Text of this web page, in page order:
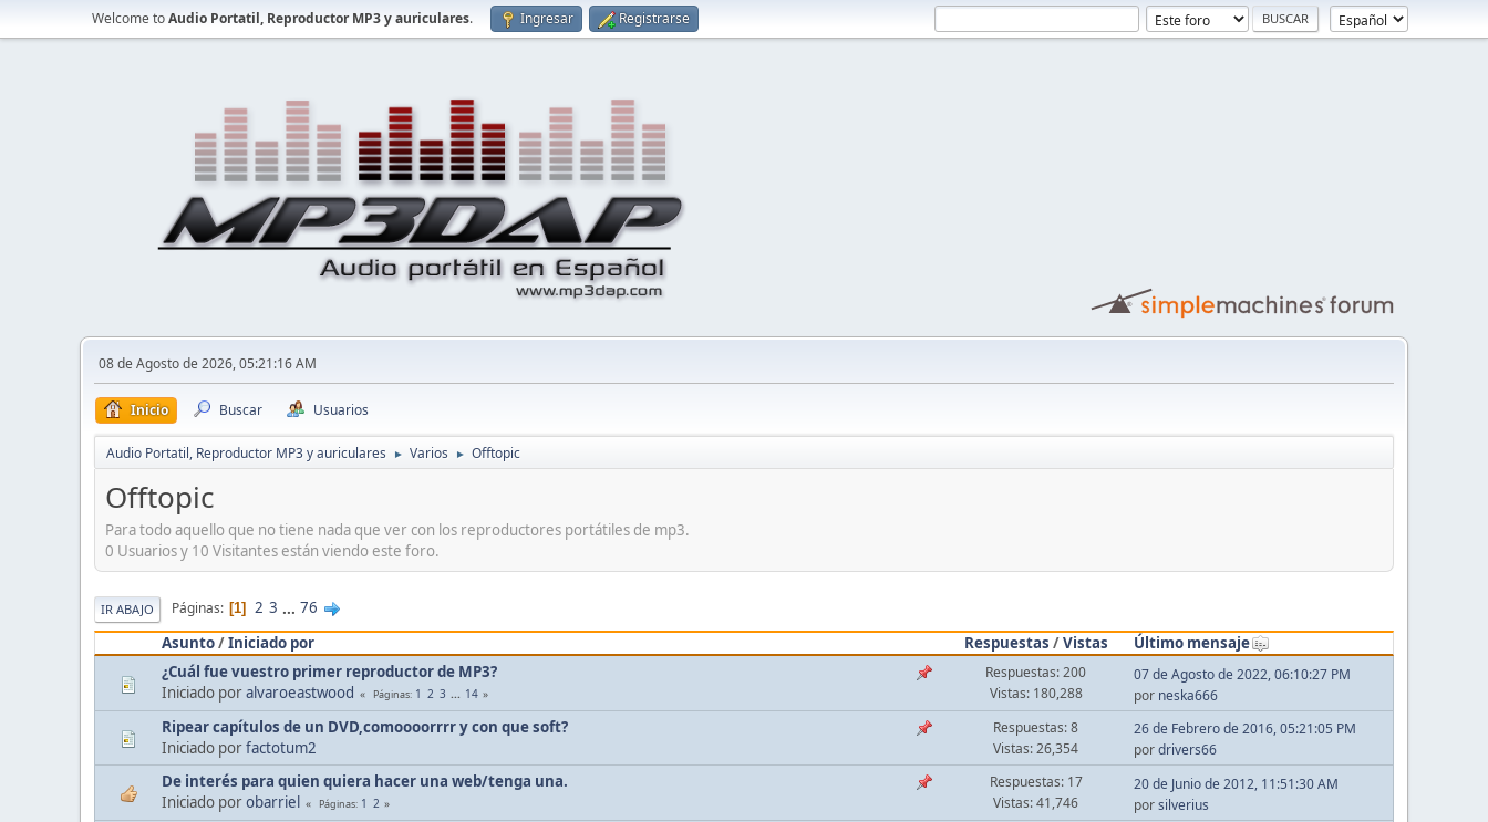
Welcome toAudio Portatil, Reproductor MP3 y auriculares. Ingresar Registrarse
08 de Agosto de 2026, 05:21:16 AM
Inicio Buscar Usuarios
Audio Portatil, Reproductor MP3 y auriculares ► Varios ► Offtopic
Offtopic
Para todo aquello que no tiene nada que ver con los reproductores portátiles de mp3.
0 Usuarios y 10 Visitantes están viendo este foro.
IR ABAJO Páginas 1 2 3 ... 76
Asunto/Iniciado por Respuestas /Vistas
Último mensaje
¿Cuál fue vuestro primer reproductor de MP3?
Iniciado poralvaroeastwood Páginas 1 2 3 ... 14
Respuestas: 200
Vistas: 180,288
07 de Agosto de 2022, 06:10:27 PM
por neska666
Ripear capítulos de un DVD,comoooorrrr y con que soft?
Iniciado porfactotum2
Respuestas: 8
Vistas: 26,354
26 de Febrero de 2016, 05:21:05 PM
pordrivers66
De interés para quien quiera hacer una web/tenga una.
Iniciado porobarriel Páginas 1 2
Respuestas: 17
Vistas: 41,746
20 de Junio de 2012, 11:51:30 AM
porsilverius